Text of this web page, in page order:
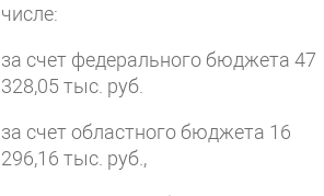
числе:
за счет федерального бюджета 47
328,05 тыс. руб.
за счет областного бюджета 16
296,16 тыс. руб.,